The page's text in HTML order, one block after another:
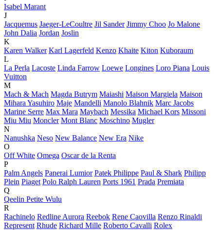
Isabel Marant
J
Jacquemus Jaeger-LeCoultre Jil Sander Jimmy Choo Jo Malone
John Dalia Jordan Joslin
K
Karen Walker Karl Lagerfeld Kenzo Khaite Kiton Kuboraum
L
La Perla Lacoste Linda Farrow Loewe Longines Loro Piana Louis
Vuitton
M
Mach & Mach Magda Butrym Maiashi Maison Margiela Maison
Mihara Yasuhiro Maje Mandelli Manolo Blahnik Marc Jacobs
Marine Serre Max Mara Maybach Messika Michael Kors Missoni
Miu Miu Moncler Mont Blanc Moschino Mugler
N
Nanushka Neso New Balance New Era Nike
O
Off White Omega Oscar de la Renta
P
Palm Angels Panerai Lumior Patek Philippe Paul & Shark Philipp
Plein Piaget Polo Ralph Lauren Ports 1961 Prada Premiata
Q
Qeelin Petite Wulu
R
Rachinelo Redline Aurora Reebok Rene Caovilla Renzo Rinaldi
Represent Rhude Richard Mille Roberto Cavalli Rolex